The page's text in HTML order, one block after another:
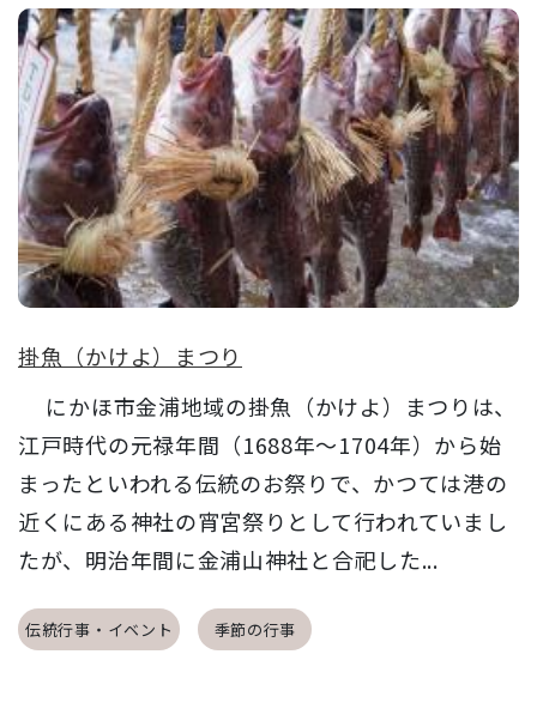
掛魚（かけよ）まつり
にかほ市金浦地域の掛魚（かけよ）まつりは、
江戸時代の元禄年間（1688年～1704年）から始
まったといわれる伝統のお祭りで、かつては港の
近くにある神社の宵宮祭りとして行われていまし
たが、明治年間に金浦山神社と合祀した...
伝統行事・イベント 季節の行事